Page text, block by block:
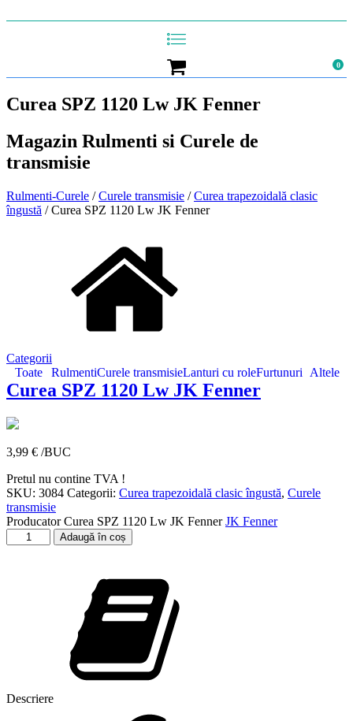
0
Curea SPZ 1120 Lw JK Fenner
Magazin Rulmenti si Curele de
transmisie
Rulmenti-Curele /Curele transmisie /Curea trapezoidală clasic
îngustă / Curea SPZ 1120 Lw JK Fenner
Categorii
Toate
RulmentiCurele transmisieLanturi cu roleFurtunuri Altele
Curea SPZ 1120 Lw JK Fenner
3,99 € /BUC
Pretul nu contine TVA !
SKU: 3084 Categorii: Curea trapezoidală clasic îngustă, Curele
transmisie
ProducatorCurea SPZ 1120 Lw JK Fenner JK Fenner
Cantitate
Curea
Adaugă în coș
Descriere